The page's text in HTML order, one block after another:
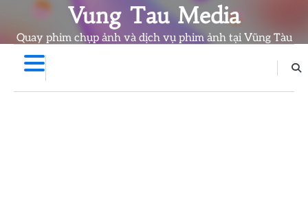
content
Vung Tau Media
Quay phim chụp ảnh và dịch vụ phim ảnh tại Vũng Tàu